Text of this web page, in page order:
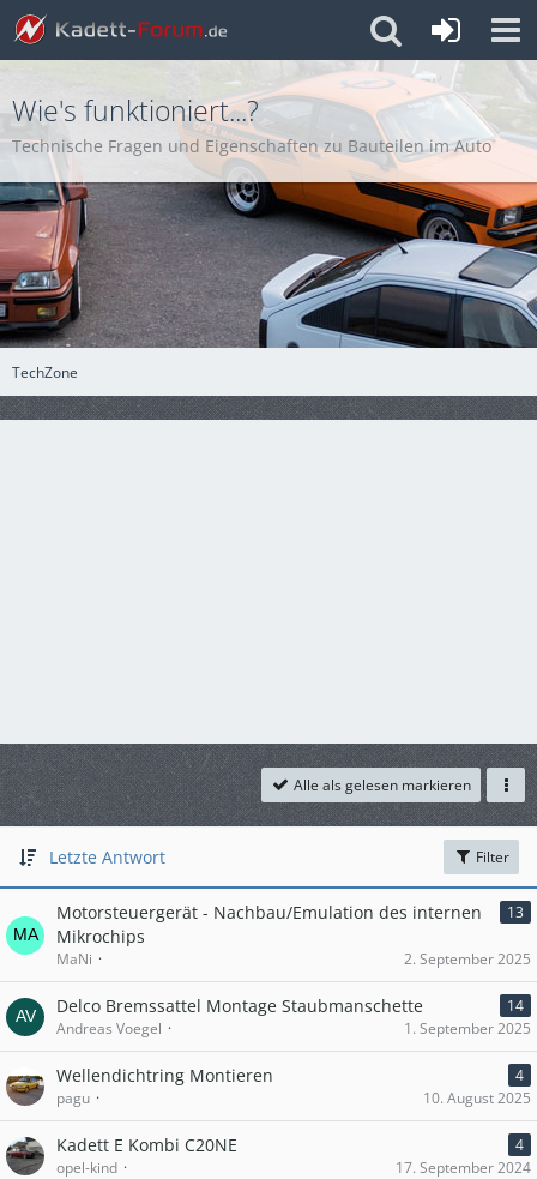
TechZone
Wie's funktioniert...?
Technische Fragen und Eigenschaften zu Bauteilen im Auto
Alle als gelesen markieren
Letzte Antwort Filter
Motorsteuergerät - Nachbau/Emulation des internen
Mikrochips
13
MaNi 2. September 2025
Delco Bremssattel Montage Staubmanschette
14
Andreas Voegel
1. September 2025
Wellendichtring Montieren
4
pagu
10. August 2025
Kadett E Kombi C20NE
4
opel-kind
17. September 2024